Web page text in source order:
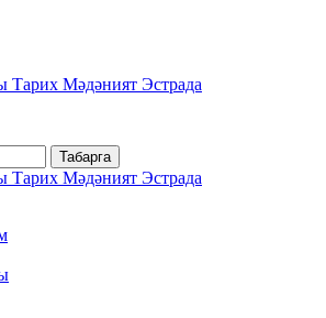
Тарих Мәдәният Эстрада
Табарга
Тарих Мәдәният Эстрада